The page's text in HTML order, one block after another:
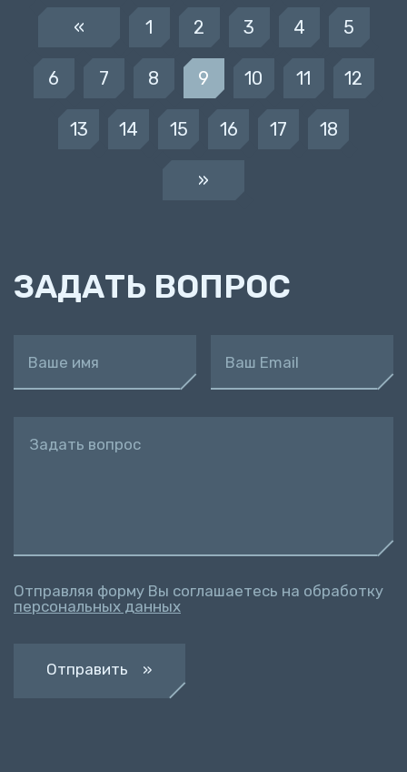
« 1 2 3 4 5
6 7 8 9 10 11 12
13 14 15 16 17 18
»
ЗАДАТЬ ВОПРОС
Ваше имя Ваш Email
Задать вопрос
Отправляя форму Вы соглашаетесь на обработку
персональных данных
Отправить »